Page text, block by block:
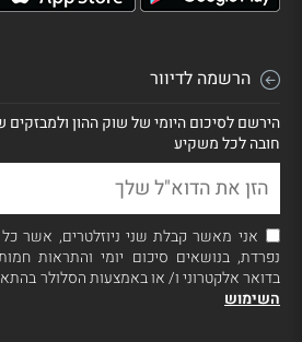
הרשמה לדיוור
הירשם לסיכום היומי של שוק ההון ולמבזקים
חובה לכל משקיע
אני מאשר קבלת שני ניוזלטרים, אשר
נפרדת, בנושאים סיכום יומי והתראות
בדואר אלקטרוני ו/ או באמצעות הסלולר
השימוש